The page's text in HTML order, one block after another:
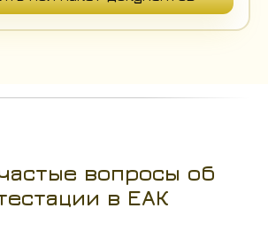
вопросы об
в ЕАК